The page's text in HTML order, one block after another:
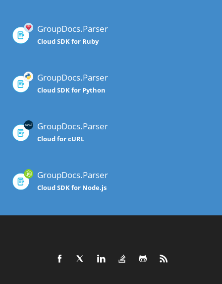
GroupDocs.Parser
Cloud SDK for Ruby
GroupDocs.Parser
Cloud SDK for Python
GroupDocs.Parser
Cloud for cURL
GroupDocs.Parser
Cloud SDK for Node.js